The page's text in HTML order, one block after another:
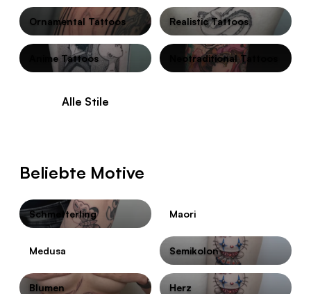
Ornamental Tattoos Realistic Tattoos
Anime Tattoos Neotraditional Tattoos
Alle Stile
Beliebte Motive
Schmetterling Maori
Medusa Semikolon
Blumen Herz